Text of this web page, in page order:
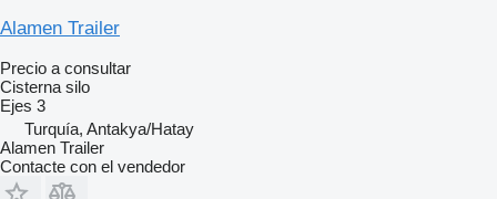
Alamen Trailer
Precio a consultar
Cisterna silo
Ejes 3
Turquía, Antakya/Hatay
Alamen Trailer
Contacte con el vendedor